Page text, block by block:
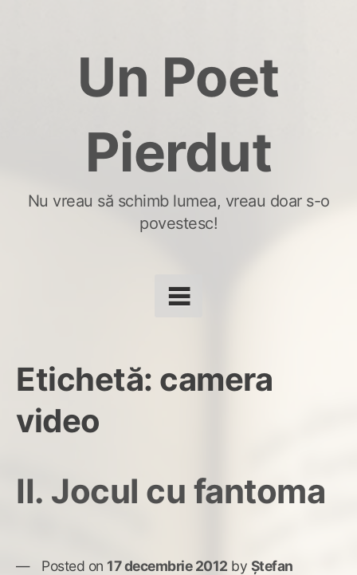
Un Poet
Pierdut
Nu vreau să schimb lumea, vreau doar s-o
povestesc!
Etichetă: camera
video
II. Jocul cu fantoma
Posted on 17 decembrie 2012 by Ștefan